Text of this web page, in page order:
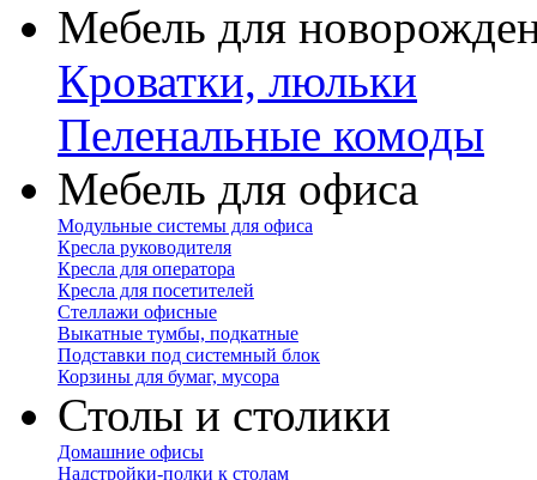
Мебель для
Кроватки, люльки
Пеленальные комоды
Мебель для офиса
Модульные системы для офиса
Кресла руководителя
Кресла для оператора
Кресла для посетителей
Стеллажи офисные
Выкатные тумбы, подкатные
Подставки под системный блок
Корзины для бумаг, мусора
Столы и столики
Домашние офисы
Надстройки-полки к столам